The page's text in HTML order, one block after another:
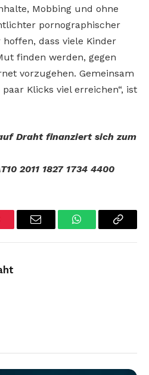
Mobbing und ohne
pornographischer
dass viele Kinder
finden werden, gegen
vorzugehen. Gemeinsam
Klicks viel erreichen“, ist
Draht finanziert sich zum
2011 1827 1734 4400
Email WhatsAppCopy